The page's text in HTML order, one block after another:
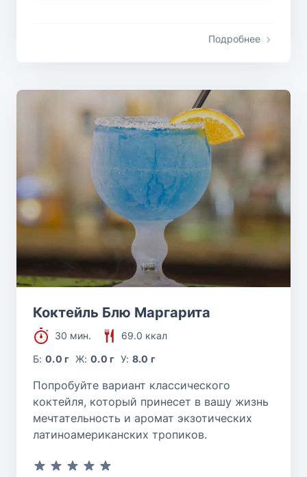
Подробнее
Коктейль Блю Маргарита
30 мин.
69.0 ккал
Б:0.0 г Ж: 0.0 г У: 8.0 г
Попробуйте вариант классического
коктейля, который принесет в вашу жизнь
мечтательность и аромат экзотических
латиноамериканских тропиков.